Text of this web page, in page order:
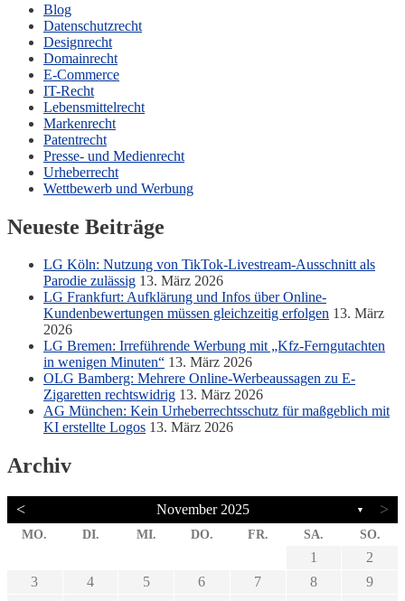
Blog
Datenschutzrecht
Designrecht
Domainrecht
E-Commerce
IT-Recht
Lebensmittelrecht
Markenrecht
Patentrecht
Presse- und Medienrecht
Urheberrecht
Wettbewerb und Werbung
Neueste Beiträge
LG Köln: Nutzung von TikTok-Livestream-Ausschnitt als
Parodie zulässig 13. März 2026
LG Frankfurt: Aufklärung und Infos über Online-
Kundenbewertungen müssen gleichzeitig erfolgen 13. März
2026
LG Bremen: Irreführende Werbung mit „Kfz-Ferngutachten
in wenigen Minuten“ 13. März 2026
OLG Bamberg: Mehrere Online-Werbeaussagen zu E-
Zigaretten rechtswidrig 13. März 2026
AG München: Kein Urheberrechtsschutz für maßgeblich mit
KI erstellte Logos 13. März 2026
Archiv
< November 2025 ▼ >
MO. DI. MI. DO. FR. SA. SO.
1
2
3
4 5 6 7 8
9